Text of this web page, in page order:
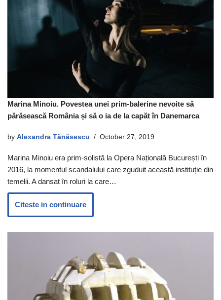
Marina Minoiu. Povestea unei prim-balerine nevoite să
părăsească România și să o ia de la capăt în Danemarca
by Alexandra Tănăsescu October 27, 2019
Marina Minoiu era prim-solistă la Opera Națională București în
2016, la momentul scandalului care zguduit această instituție din
temelii. A dansat în roluri la care…
Citeste in continuare